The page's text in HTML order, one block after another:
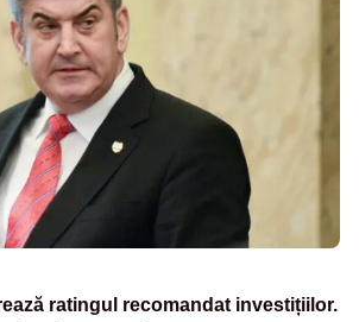
ratingul recomandat investițiilor.